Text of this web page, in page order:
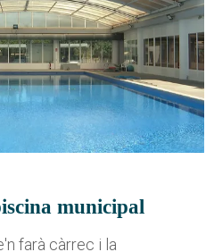
municipal
farà càrrec i la